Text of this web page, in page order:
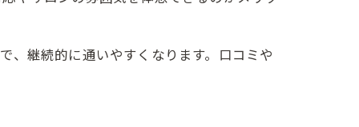
、継続的に通いやすくなります。口コミや